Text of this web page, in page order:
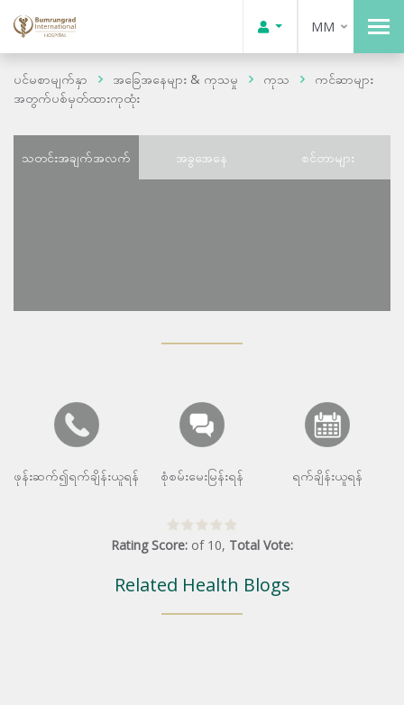
MM
ပင်မစာမျက်နှာ အခြေအနေများ & ကုသမှု ကုသ
ကင်ဆာများ
အတွက်ပစ်မှတ်ထားကုထုံး
သတင်းအချက်အလက် အခွအေနေ စင်တာများ
ဖုန်းဆက်၍ရက်ချိန်းယူရန် စုံစမ်းမေးမြန်းရန် ရက်ချိန်းယူရန်
Rating Score: of 10, Total Vote:
Related Health Blogs